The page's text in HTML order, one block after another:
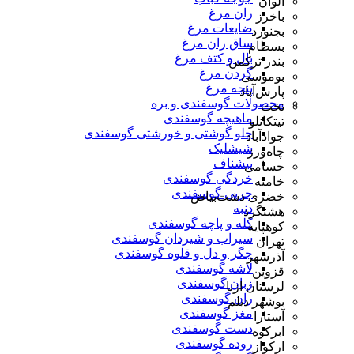
ران مرغ
ضایعات مرغ
ساق ران مرغ
بال و کتف مرغ
گردن مرغ
پنجه مرغ
محصولات گوسفندی و بره
ماهیچه گوسفندی
چلو گوشتی و خورشتی گوسفندی
شیشلیک
پیشناف
خردگی گوسفندی
چربی گوسفندی
دنبه
کله و پاچه گوسفندی
سیراب و شیردان گوسفندی
جگر و دل و قلوه گوسفندی
لاشه گوسفندی
زبان گوسفندی
ران گوسفندی
مغز گوسفندی
دست گوسفندی
روده گوسفندی
باخرز
بجنورد
بسطام
بندر ترکمن
بوموسی
پارس‌آباد
تخت
تیتکانلو
جوادآباد
چاه‌ورز
حسامی
خامنه
خضری دشت‌بیاض
هشتگرد
کوهپایه
تهران
آذرشهر
قزوین
لرستان ازنا
بوشهر دیلم
آستارا
ابرکوه
ارکواز